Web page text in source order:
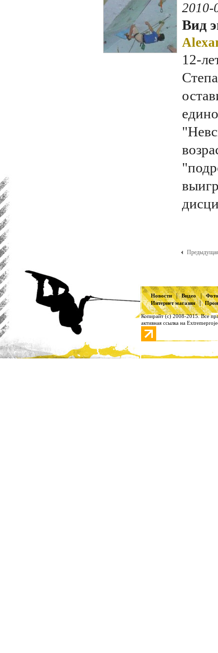
2010-
Вид
12-
Новости|Видео|
Интернет магазин|
Копирайт (с) 2008-2015. Все
активная ссылка на